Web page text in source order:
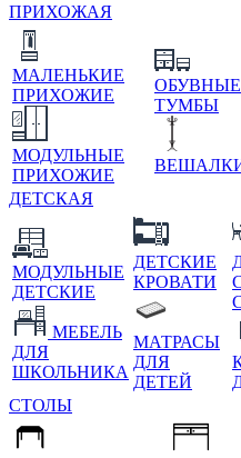
ПРИХОЖАЯ
МАЛЕНЬКИЕ
ПРИХОЖИЕ
МОДУЛЬНЫЕ
ПРИХОЖИЕ
ОБУВНЫЕ
ТУМБЫ
ДЕТСКАЯ
МОДУЛЬНЫЕ
ДЕТСКИЕ
МЕБЕЛЬ
ДЛЯ
ШКОЛЬНИКА
ДЕТСКИЕ
КРОВАТИ
МАТРАСЫ
ДЛЯ
ДЕТЕЙ
СТОЛЫ